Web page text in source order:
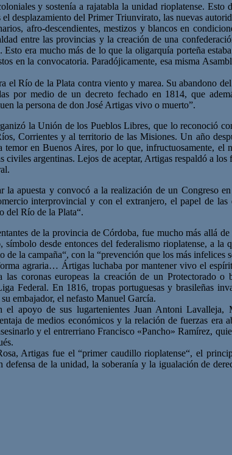
y sostenía a rajatabla la unidad rioplatense.
desplazamiento del Primer Triunvirato, las nuevas
afro-descendientes, mestizos y blancos en
entre las provincias y la creación de una
era mucho más de lo que la oligarquía porteña
en la convocatoria. Paradójicamente, esa misma
el Río de la Plata contra viento y marea. Su abandono
por medio de un decreto fechado en 1814, que
la persona de don José Artigas vivo o muerto”.
la Unión de los Pueblos Libres, que lo reconoció
Corrientes y al territorio de las Misiones. Un año
temor en Buenos Aires, por lo que, infructuosamente,
civiles argentinas. Lejos de aceptar, Artigas respaldó a
la apuesta y convocó a la realización de un
interprovincial y con el extranjero, el papel de
del Río de la Plata“.
de la provincia de Córdoba, fue mucho más allá
desde entonces del federalismo rioplatense, a
la campaña“, con la “prevención que los más infelices
agraria… Ártigas luchaba por mantener vivo el
las coronas europeas la creación de un
Federal. En 1816, tropas portuguesas y brasileñas
embajador, el nefasto Manuel García.
apoyo de sus lugartenientes Juan Antoni
de medios económicos y la relación de fuerzas
y el entrerriano Francisco «Pancho» Ramírez,
Artigas fue el “primer caudillo rioplatense“, el
de la unidad, la soberanía y la igualación de